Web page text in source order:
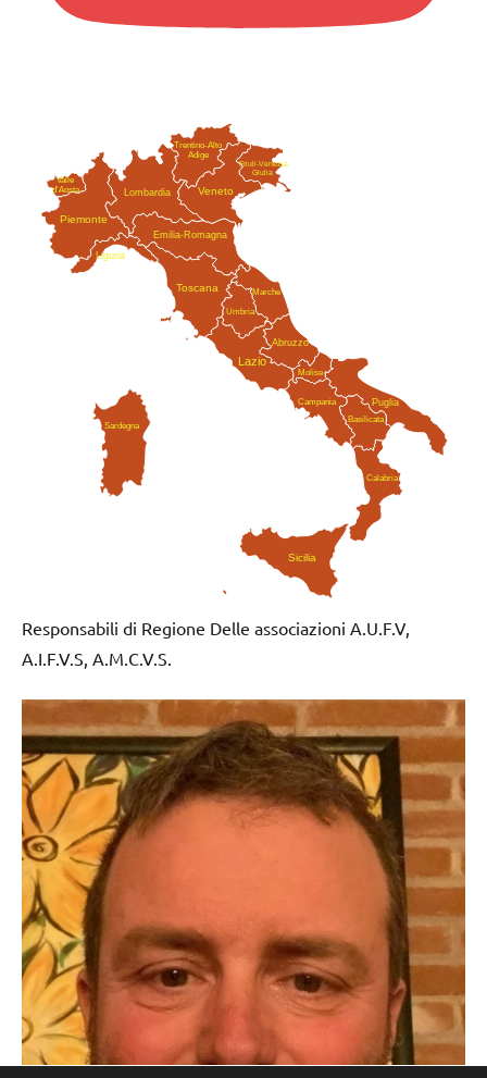
Abruzzo
Valle
d'Aosta
Puglia
Basilicata
Calabria
Campania
Emilia-Romagna
Friuli-Venezia
Giulia
Lazio
Liguria
Lombardia
Marche
Molise
Piemonte
Sardegna
Sicilia
Trentino-Alto
Adige
Toscana
Umbria
Veneto
Responsabili di Regione Delle associazioni A.U.F.V,
A.I.F.V.S, A.M.C.V.S.